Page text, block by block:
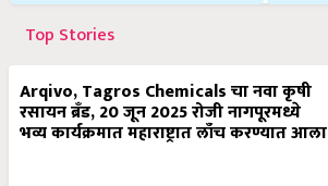
Top Stories
Arqivo, Tagros Chemicals चा नवा कृषी
रसायन ब्रँड, 20 जून 2025 रोजी नागपूरमध्ये
भव्य कार्यक्रमात महाराष्ट्रात लाँच करण्यात आला